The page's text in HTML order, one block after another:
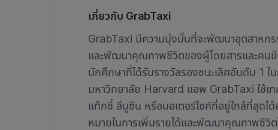
เกี่ยวกับ GrabTaxi
GrabTaxi มีความมุ่งมั่นที่จะพัฒนาอุตสาหกร
และพัฒนาคุณภาพชีวิตของผู้โดยสารและคน
นักศึกษาที่ได้รับรางวัลรองชนะเลิศอันดับ 1
มหาวิทยาลัย Harvard แอพ GrabTaxi ใช้เท
แท็กซี่ ลีมูซีน หรือมอเตอร์ไซค์ที่อยู่ใกล้ที่สุดไ
หมายในการเพิ่มรายได้และพัฒนาคุณภาพชี